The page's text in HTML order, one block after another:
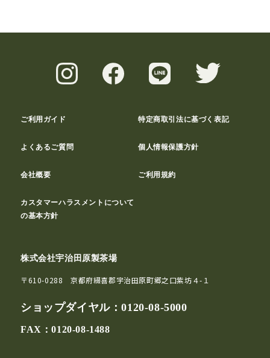
ご利用ガイド 特定商取引法に基づく表記
よくあるご質問 個人情報保護方針
会社概要 ご利用規約
カスタマーハラスメントについて
の基本方針
株式会社宇治田原製茶場
〒610-0288 京都府綴喜郡宇治田原町郷之口紫坊４-１
ショップダイヤル：0120-08-5000
FAX：0120-08-1488